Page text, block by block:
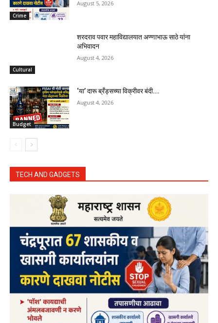
Crime
August 5, 2026
Cultural
शरदराव पवार महाविद्यालयात अण्णाभाऊ साठे यांना
अभिवादन
August 4, 2026
Budget
‘या’ दारू ब्रँड्सच्या विक्रीवर बंदी….
August 4, 2026
TECH AND GADGETS